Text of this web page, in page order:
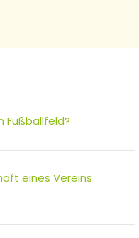
Fußballfeld?
eines Vereins